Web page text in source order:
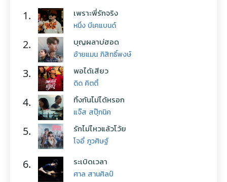
1. เพราะพี่รักจริง
หนึ่ง บีเคแบนด์
2. บุญผลาบ่ฮอด
อ้ายแมน ภิสิทธิ์พงษ์
3. พอได้เสียว
ดิด คิตตี้
4. ทิ้งกันไม่ได้หรอก
แจ๊ส สปุ๊กนิค
5. รักไม่ไหวแล้วโว้ย
โจอี้ ภูวศิษฐ์
6. ระเบิดเวลา
ศาล สานศิลป์